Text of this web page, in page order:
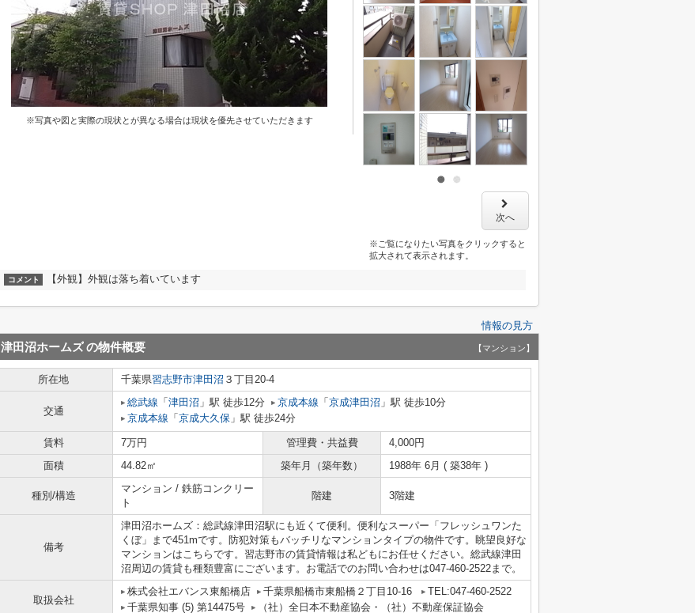
※写真や図と実際の現状とが異なる場合は現状を優先させていただきます
次へ
※ご覧になりたい写真をクリックすると
拡大されて表示されます。
コメント 【外観】外観は落ち着いています
情報の見方
津田沼ホームズの物件概要 【マンション】
所在地 千葉県習志野市津田沼 ３丁目20-4
交通
総武線 「 津田沼 」駅 徒歩12分 京成本線 「 京成津田沼 」駅 徒歩10分
京成本線 「 京成大久保 」駅 徒歩24分
賃料 7万円 管理費・共益費
4,000円
面積
44.82㎡ 築年月（築年数） 1988年 6月 ( 築38年 )
種別/構造
マンション / 鉄筋コンクリー
ト
階建 3階建
備考
津田沼ホームズ：総武線津田沼駅にも近くて便利。便利なスーパー「フレッシュワンた
くぼ」まで451mです。防犯対策もバッチリなマンションタイプの物件です。眺望良好な
マンションはこちらです。習志野市の賃貸情報は私どもにお任せください。総武線津田
沼周辺の賃貸も種類豊富にございます。お電話でのお問い合わせは047-460-2522まで。
取扱会社
株式会社エバンス東船橋店 千葉県船橋市東船橋２丁目10-16
TEL:047-460-2522
千葉県知事 (5) 第14475号
（社）全日本不動産協会・（社）不動産保証協会